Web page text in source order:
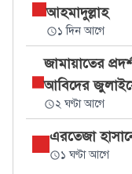
আহমাদুল্লাহ
১ দিন আগে
জামায়াতের
আবিদের
২ ঘণ্টা আগে
এরতেজা
১ ঘণ্টা আগে